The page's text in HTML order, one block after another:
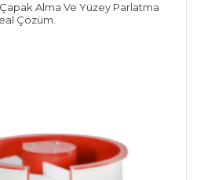
Alma Ve Yüzey Parlatma
Çözüm.